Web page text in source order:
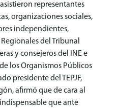
representantes
organizaciones sociales,
independientes,
del Tribunal
y consejeros del INE e
los Organismos Públicos
presidente del TEPJF,
afirmó que de cara al
que ante